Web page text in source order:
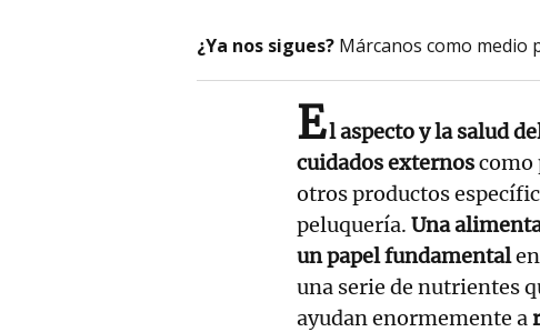
¿Ya nos sigues? Márcanos como medio
El aspecto y la salud
cuidados externoscomo
otros productos
peluquería. Una
un papel fundamental
una serie de nutrientes
ayudan enormemente a